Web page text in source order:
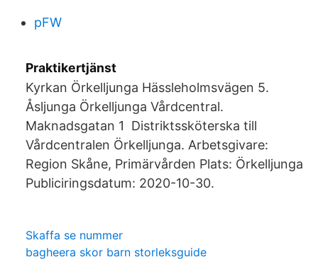
pFW
Praktikertjänst
Kyrkan Örkelljunga Hässleholmsvägen 5.
Åsljunga Örkelljunga Vårdcentral.
Maknadsgatan 1 Distriktssköterska till
Vårdcentralen Örkelljunga. Arbetsgivare:
Region Skåne, Primärvården Plats: Örkelljunga
Publiciringsdatum: 2020-10-30.
Skaffa se nummer
bagheera skor barn storleksguide